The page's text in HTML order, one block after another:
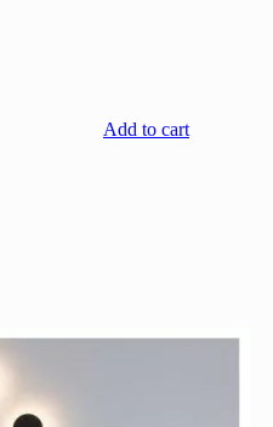
Add to cart